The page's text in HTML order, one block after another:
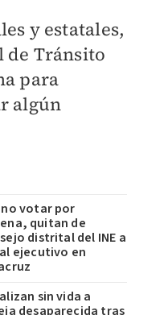
y estatales,
de Tránsito
para
algún
no votar por
quitan de
distrital del INE a
ejecutivo en
sin vida a
desaparecida tras